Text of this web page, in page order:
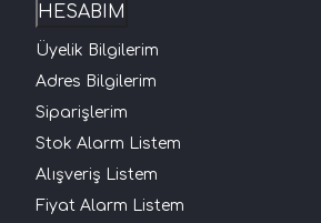
HESABIM
Üyelik Bilgilerim
Adres Bilgilerim
Siparişlerim
Stok Alarm Listem
Alışveriş Listem
Fiyat Alarm Listem